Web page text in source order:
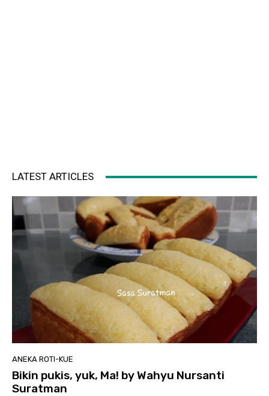
LATEST ARTICLES
ANEKA ROTI-KUE
Bikin pukis, yuk, Ma! by Wahyu Nursanti
Suratman